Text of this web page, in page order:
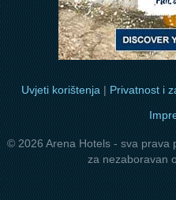
Uvjeti korištenja| Privatnost i
© 2026 Arena Hotels - sva prava
za nezaboravan